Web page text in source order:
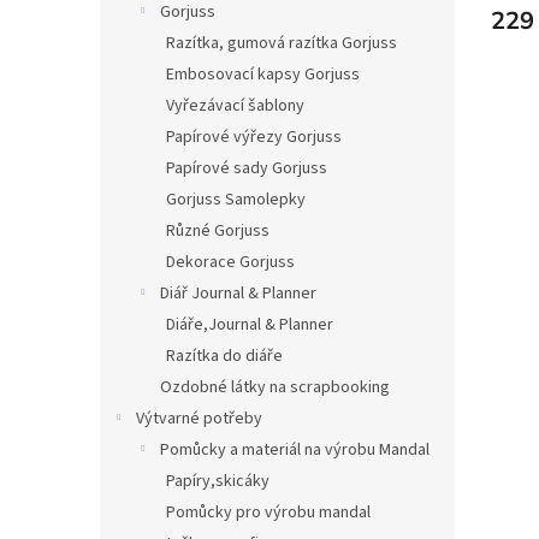
Gorjuss
Razítka, gumová razítka Gorjuss
Embosovací kapsy Gorjuss
Vyřezávací šablony
Papírové výřezy Gorjuss
Papírové sady Gorjuss
Gorjuss Samolepky
Různé Gorjuss
Dekorace Gorjuss
Diář Journal & Planner
Diáře,Journal & Planner
Razítka do diáře
Ozdobné látky na scrapbooking
Výtvarné potřeby
Pomůcky a materiál na výrobu Mandal
Papíry,skicáky
Pomůcky pro výrobu mandal
229